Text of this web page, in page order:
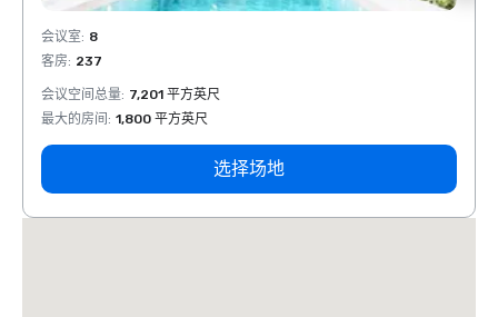
会议室: 8
客房: 237
会议空间总量: 7,201 平方英尺
最大的房间 : 1,800 平方英尺
选择场地